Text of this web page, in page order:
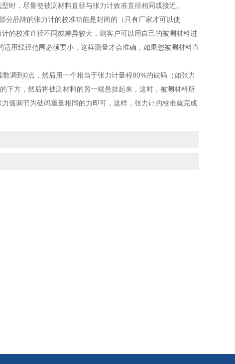
时，尽量使被测材料直径与张力计效准直径相同或接近。
品牌的张力计的校准功能是封闭的（只有厂家才可以使
的校准直径不同或差异较大，则客户可以用自己的被测材料进
用线径范围必须要小，这样测量才会准确，如果您被测材料直
到0点，然后用一个相当于张力计量程80%的砝码（如张力
下方，然后将被测材料的另一端悬挂起来，这时，被测材料所
值调节为砝码重量相同的力即可，这样，张力计的校准就完成